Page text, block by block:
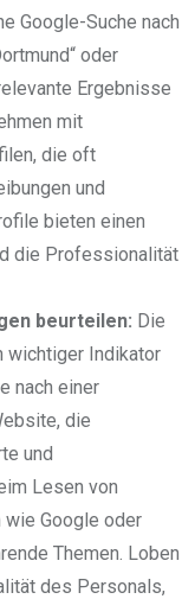
Google-Suche nach
oder
Ergebnisse
mit
die oft
und
bieten einen
die Professionalität
beurteilen: Die
wichtiger Indikator
nach einer
die
und
Lesen von
Google oder
Themen. Loben
des Personals,